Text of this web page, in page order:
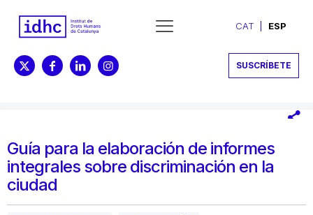
CAT ESP
SUSCRÍBETE
Guía para la elaboración de informes
integrales sobre discriminación en la
ciudad